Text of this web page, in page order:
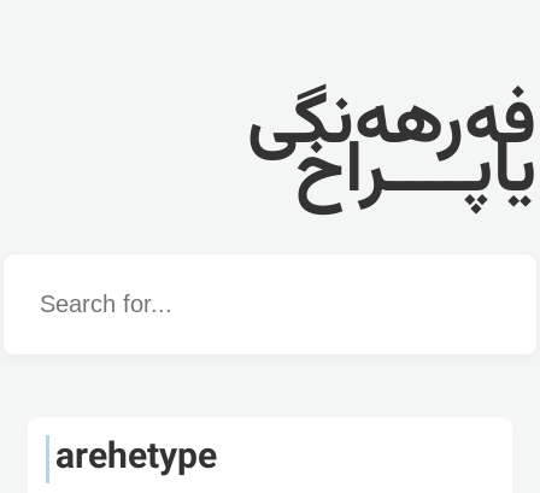
فەرهەنگی
یاپــــراخ
Word
arehetype